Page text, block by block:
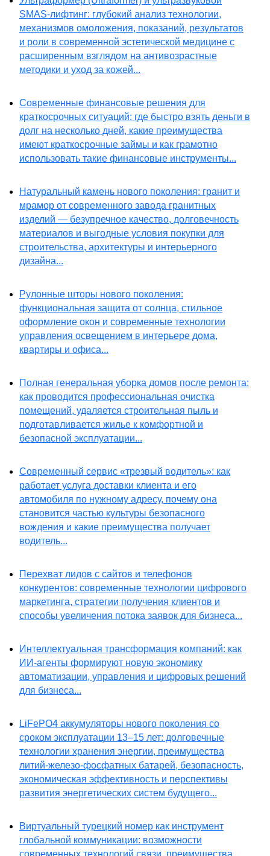
SMAS-лифтинг: глубокий анализ технологии,
механизмов омоложения, показаний, результатов
и роли в современной эстетической медицине с
расширенным взглядом на антивозрастные
методики и уход за кожей...
Современные финансовые решения для
краткосрочных ситуаций: где быстро взять деньги в
долг на несколько дней, какие преимущества
имеют краткосрочные займы и как грамотно
использовать такие финансовые инструменты...
Натуральный камень нового поколения: гранит и
мрамор от современного завода гранитных
изделий — безупречное качество, долговечность
материалов и выгодные условия покупки для
строительства, архитектуры и интерьерного
дизайна...
Рулонные шторы нового поколения:
функциональная защита от солнца, стильное
оформление окон и современные технологии
управления освещением в интерьере дома,
квартиры и офиса...
Полная генеральная уборка домов после ремонта:
как проводится профессиональная очистка
помещений, удаляется строительная пыль и
подготавливается жилье к комфортной и
безопасной эксплуатации...
Современный сервис «трезвый водитель»: как
работает услуга доставки клиента и его
автомобиля по нужному адресу, почему она
становится частью культуры безопасного
вождения и какие преимущества получает
водитель...
Перехват лидов с сайтов и телефонов
конкурентов: современные технологии цифрового
маркетинга, стратегии получения клиентов и
способы увеличения потока заявок для бизнеса...
Интеллектуальная трансформация компаний: как
ИИ-агенты формируют новую экономику
автоматизации, управления и цифровых решений
для бизнеса...
LiFePO4 аккумуляторы нового поколения со
сроком эксплуатации 13–15 лет: долговечные
технологии хранения энергии, преимущества
литий-железо-фосфатных батарей, безопасность,
экономическая эффективность и перспективы
развития энергетических систем будущего...
Виртуальный турецкий номер как инструмент
глобальной коммуникации: возможности